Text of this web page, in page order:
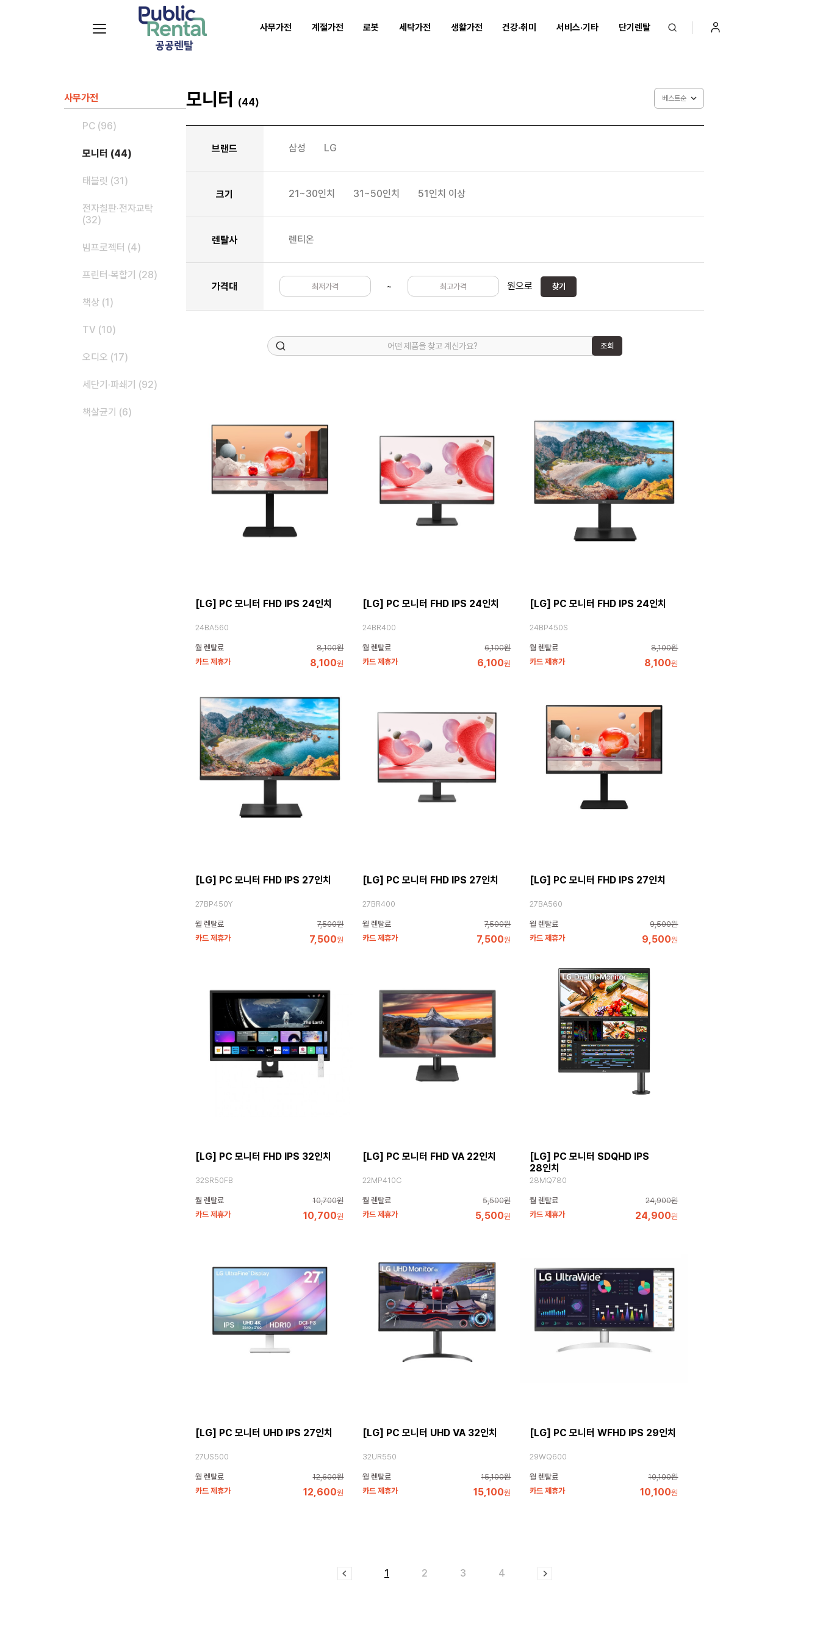
사무가전 계절가전 로봇 세탁가전 생활가전 건강·취미 서비스·기타 단기렌탈
사무가전
PC (96)
모니터 (44)
태블릿 (31)
전자칠판·전자교탁
(32)
빔프로젝터 (4)
프린터·복합기 (28)
책상 (1)
TV (10)
오디오 (17)
세단기·파쇄기 (92)
책살균기 (6)
모니터 (44) 베스트순
브랜드 삼성 LG
크기 21~30인치 31~50인치 51인치 이상
렌탈사 렌티온
가격대 ~ 원으로 찾기
조회
[LG] PC 모니터 FHD IPS 24인치
24BA560
월 렌탈료
8,100원
카드 제휴가
8,100원
[LG] PC 모니터 FHD IPS 24인치
24BR400
월 렌탈료
6,100원
카드 제휴가
6,100원
[LG] PC 모니터 FHD IPS 24인치
24BP450S
월 렌탈료
8,100원
카드 제휴가
8,100원
[LG] PC 모니터 FHD IPS 27인치
27BP450Y
월 렌탈료
7,500원
카드 제휴가
7,500원
[LG] PC 모니터 FHD IPS 27인치
27BR400
월 렌탈료
7,500원
카드 제휴가
7,500원
[LG] PC 모니터 FHD IPS 27인치
27BA560
월 렌탈료
9,500원
카드 제휴가
9,500원
[LG] PC 모니터 FHD IPS 32인치
32SR50FB
월 렌탈료
10,700원
카드 제휴가
10,700원
[LG] PC 모니터 FHD VA 22인치
22MP410C
월 렌탈료
5,500원
카드 제휴가
5,500원
[LG] PC 모니터 SDQHD IPS
28인치
28MQ780
월 렌탈료
24,900원
카드 제휴가
24,900원
[LG] PC 모니터 UHD IPS 27인치
27US500
월 렌탈료
12,600원
카드 제휴가
12,600원
[LG] PC 모니터 UHD VA 32인치
32UR550
월 렌탈료
15,100원
카드 제휴가
15,100원
[LG] PC 모니터 WFHD IPS 29인치
29WQ600
월 렌탈료
10,100원
카드 제휴가
10,100원
1 2 3 4